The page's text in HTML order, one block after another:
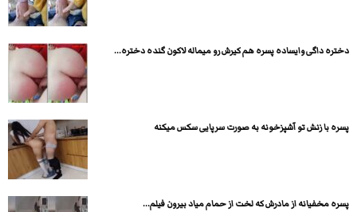
دختره داگی وایساده پسره هم کیرش رو میماله لاکون گنده دختره...
پسره با زنش تو آشپزخونه به صورت سرپایی سکس میکنه
پسره مخفیانه از مادرش که لخت از حمام میاد بیرون فیلم...